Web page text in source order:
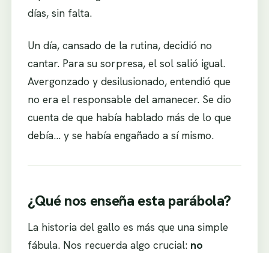
días, sin falta.
Un día, cansado de la rutina, decidió no
cantar. Para su sorpresa, el sol salió igual.
Avergonzado y desilusionado, entendió que
no era el responsable del amanecer. Se dio
cuenta de que había hablado más de lo que
debía… y se había engañado a sí mismo.
¿Qué nos enseña esta parábola?
La historia del gallo es más que una simple
fábula. Nos recuerda algo crucial: no